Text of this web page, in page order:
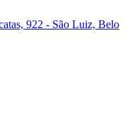
922 - São Luiz, Belo